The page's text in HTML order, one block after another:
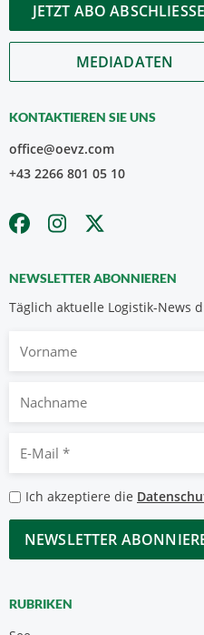
JETZT ABO
MEDIADATEN
KONTAKTIEREN SIE UNS
office@oevz.com
+43 2266 801 05 10
NEWSLETTER ABONNIEREN
Täglich aktuelle Logistik-News
Vorname
Nachname
Mail
*
*
Ich akzeptiere die
CAPTCHA
RUBRIKEN